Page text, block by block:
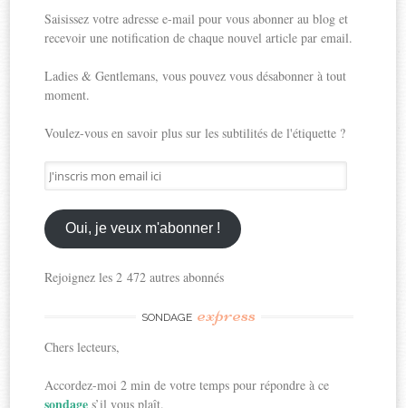
Saisissez votre adresse e-mail pour vous abonner au blog et
recevoir une notification de chaque nouvel article par email.
Ladies & Gentlemans, vous pouvez vous désabonner à tout
moment.
Voulez-vous en savoir plus sur les subtilités de l'étiquette ?
J'inscris
mon
email
ici
Oui, je veux m'abonner !
Rejoignez les 2 472 autres abonnés
SONDAGE express
Chers lecteurs,
Accordez-moi 2 min de votre temps pour répondre à ce
sondages’il vous plaît.